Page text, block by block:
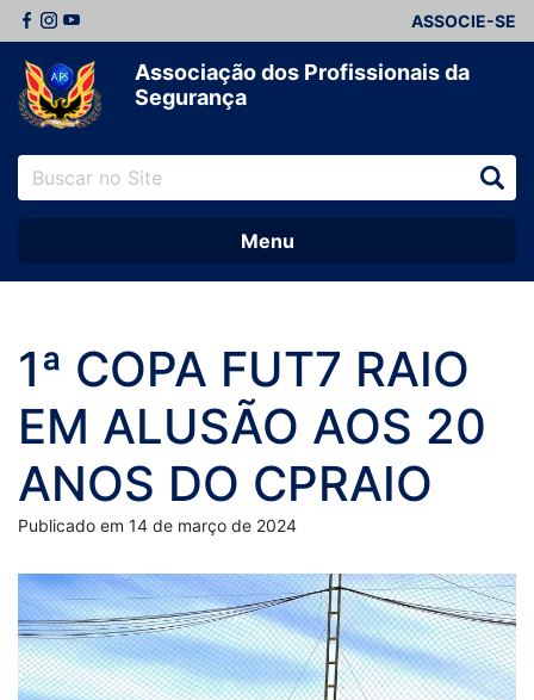
ASSOCIE-SE
Associação dos Profissionais da
Segurança
Menu
1ª COPA FUT7 RAIO
EM ALUSÃO AOS 20
ANOS DO CPRAIO
Publicado em 14 de março de 2024